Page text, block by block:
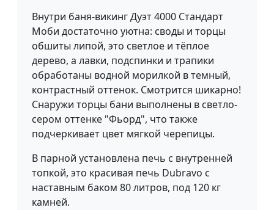
Внутри баня-викинг Дуэт 4000 Стандарт
Моби достаточно уютна: своды и торцы
обшиты липой, это светлое и тёплое
дерево, а лавки, подспинки и трапики
обработаны водной морилкой в темный,
контрастный оттенок. Смотрится шикарно!
Снаружи торцы бани выполнены в светло-
сером оттенке "Фьорд", что также
подчеркивает цвет мягкой черепицы.
В парной установлена печь с внутренней
топкой, это красивая печь Dubravo с
наставным баком 80 литров, под 120 кг
камней.